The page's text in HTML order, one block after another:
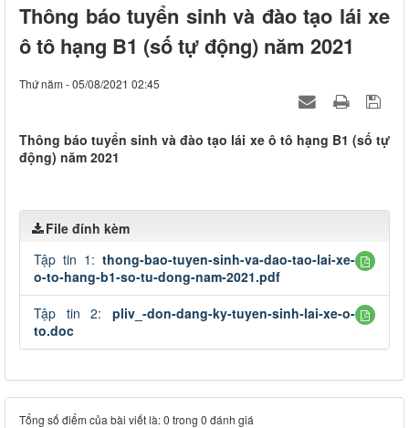
Thông báo tuyển sinh và đào tạo lái xe
ô tô hạng B1 (số tự động) năm 2021
Thứ năm - 05/08/2021 02:45
Thông báo tuyển sinh và đào tạo lái xe ô tô hạng B1 (số tự
động) năm 2021
File đính kèm
Tập tin 1: thong-bao-tuyen-sinh-va-dao-tao-lai-xe-
o-to-hang-b1-so-tu-dong-nam-2021.pdf
Tập tin 2: pliv_-don-dang-ky-tuyen-sinh-lai-xe-o-
to.doc
Tổng số điểm của bài viết là: 0 trong 0 đánh giá